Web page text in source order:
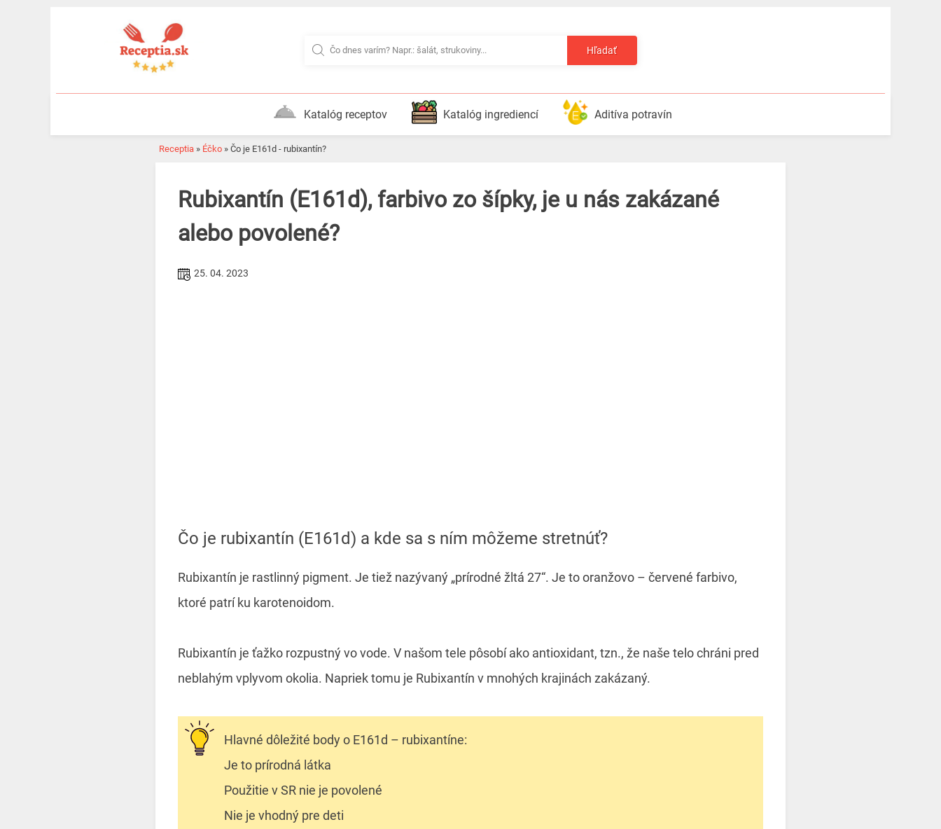
Hľadať
Katalóg receptov Katalóg ingrediencí Aditíva potravín
Receptia » Éčko » Čo je E161d - rubixantín?
Rubixantín (E161d), farbivo zo šípky, je u nás zakázané
alebo povolené?
25. 04. 2023
Čo je rubixantín (E161d) a kde sa s ním môžeme stretnúť?
Rubixantín je rastlinný pigment. Je tiež nazývaný „prírodné žltá 27“. Je to oranžovo – červené farbivo,
ktoré patrí ku karotenoidom.
Rubixantín je ťažko rozpustný vo vode. V našom tele pôsobí ako antioxidant, tzn., že naše telo chráni pred
neblahým vplyvom okolia. Napriek tomu je Rubixantín v mnohých krajinách zakázaný.
Hlavné dôležité body o E161d – rubixantíne:
Je to prírodná látka
Použitie v SR nie je povolené
Nie je vhodný pre deti